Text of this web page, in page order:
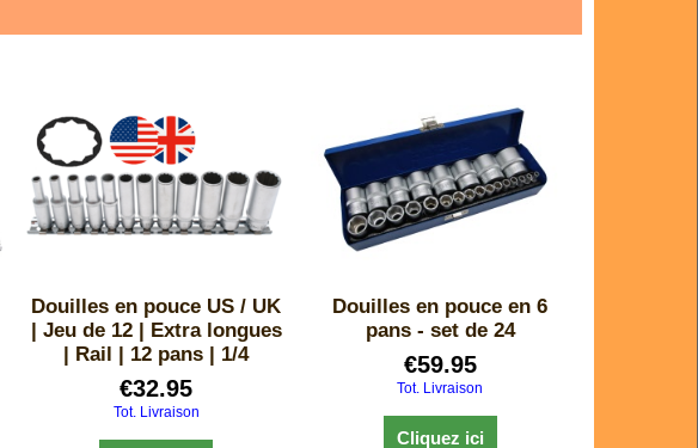
Douilles en pouce US / UK
| Jeu de 12 | Extra longues
| Rail | 12 pans | 1/4
€32.95
Tot. Livraison
Douilles en pouce en 6
pans - set de 24
€59.95
Tot. Livraison
Cliquez ici